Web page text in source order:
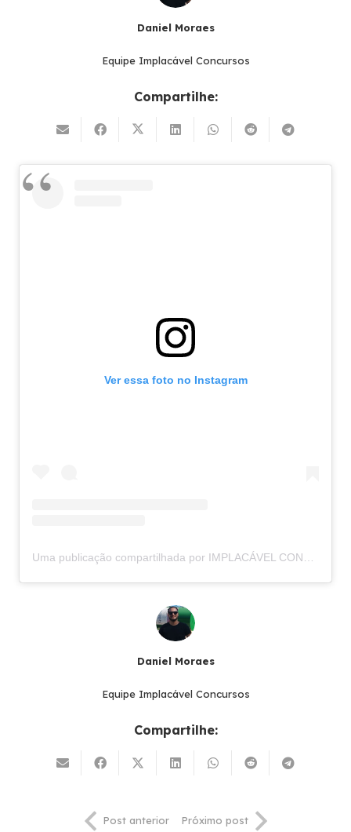
Daniel Moraes
Equipe Implacável Concursos
Compartilhe:
Ver essa foto no Instagram
Uma publicação compartilhada por IMPLACÁVEL CONCURSOS (@implacavelconcursos)
Daniel Moraes
Equipe Implacável Concursos
Compartilhe:
Post anterior Próximo post